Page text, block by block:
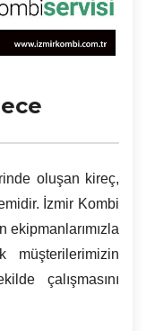
oluşan kireç,
İzmir Kombi
ekipmanlarımızla
müşterilerimizin
çalışmasını